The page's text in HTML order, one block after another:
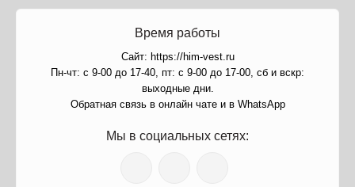
Время работы
Сайт: https://him-vest.ru
Пн-чт: с 9-00 до 17-40, пт: с 9-00 до 17-00, сб и вскр:
выходные дни.
Обратная связь в онлайн чате и в WhatsApp
Мы в социальных сетях: